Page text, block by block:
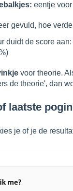
eentje
gevuld, hoe
duidt de score
voor theorie.
de theorie', dan
laatste
je of je de